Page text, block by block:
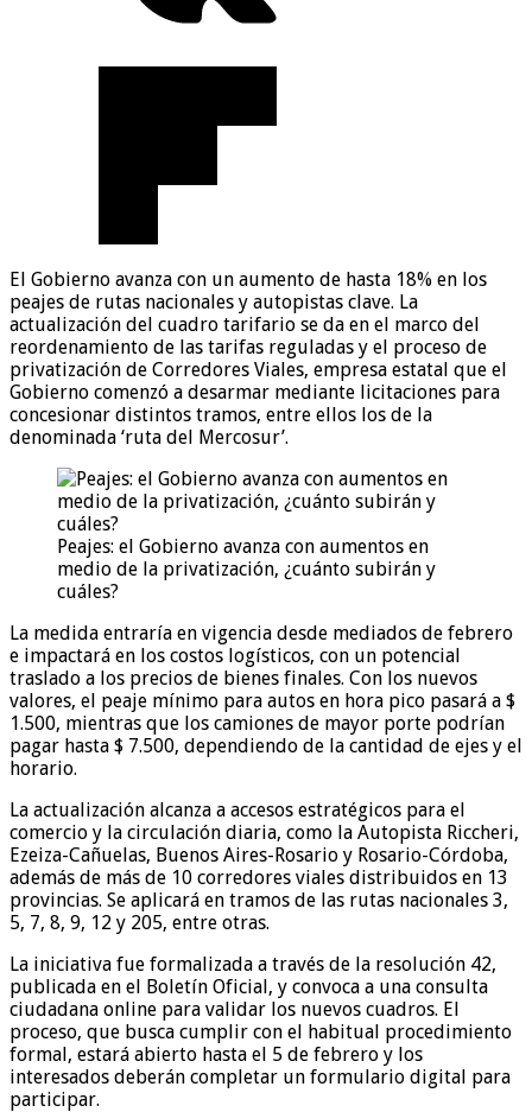
El Gobierno avanza con un aumento de hasta 18% en los
peajes de rutas nacionales y autopistas clave. La
actualización del cuadro tarifario se da en el marco del
reordenamiento de las tarifas reguladas y el proceso de
privatización de Corredores Viales, empresa estatal que el
Gobierno comenzó a desarmar mediante licitaciones para
concesionar distintos tramos, entre ellos los de la
denominada ‘ruta del Mercosur’.
Peajes: el Gobierno avanza con aumentos en
medio de la privatización, ¿cuánto subirán y
cuáles?
La medida entraría en vigencia desde mediados de febrero
e impactará en los costos logísticos, con un potencial
traslado a los precios de bienes finales. Con los nuevos
valores, el peaje mínimo para autos en hora pico pasará a $
1.500, mientras que los camiones de mayor porte podrían
pagar hasta $ 7.500, dependiendo de la cantidad de ejes y el
horario.
La actualización alcanza a accesos estratégicos para el
comercio y la circulación diaria, como la Autopista Riccheri,
Ezeiza-Cañuelas, Buenos Aires-Rosario y Rosario-Córdoba,
además de más de 10 corredores viales distribuidos en 13
provincias. Se aplicará en tramos de las rutas nacionales 3,
5, 7, 8, 9, 12 y 205, entre otras.
La iniciativa fue formalizada a través de la resolución 42,
publicada en el Boletín Oficial, y convoca a una consulta
ciudadana online para validar los nuevos cuadros. El
proceso, que busca cumplir con el habitual procedimiento
formal, estará abierto hasta el 5 de febrero y los
interesados deberán completar un formulario digital para
participar.